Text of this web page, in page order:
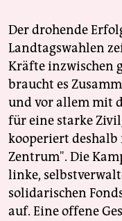
Der drohende
Landtagswahlen
Kräfte inzwischen
braucht es
und vor allem mit
für eine starke
kooperiert
Zentrum". Die
linke,
solidarischen
auf. Eine offene